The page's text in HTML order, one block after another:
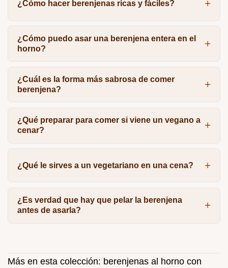
¿Cómo hacer berenjenas ricas y fáciles?
¿Cómo puedo asar una berenjena entera en el
horno?
¿Cuál es la forma más sabrosa de comer
berenjena?
¿Qué preparar para comer si viene un vegano a
cenar?
¿Qué le sirves a un vegetariano en una cena?
¿Es verdad que hay que pelar la berenjena
antes de asarla?
Más en esta colección: berenjenas al horno con